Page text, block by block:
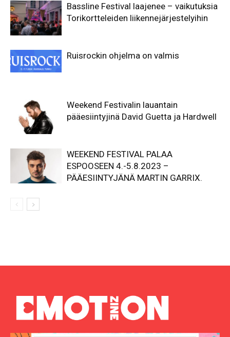
Bassline Festival laajenee – vaikutuksia
Torikortteleiden liikennejärjestelyihin
Ruisrockin ohjelma on valmis
Weekend Festivalin lauantain
pääesiintyjinä David Guetta ja Hardwell
WEEKEND FESTIVAL PALAA
ESPOOSEEN 4.-5.8.2023 –
PÄÄESIINTYJÄNÄ MARTIN GARRIX.